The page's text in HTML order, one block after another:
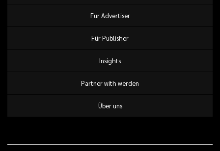
Für Advertiser
Für Publisher
Insights
Partner with werden
Über uns